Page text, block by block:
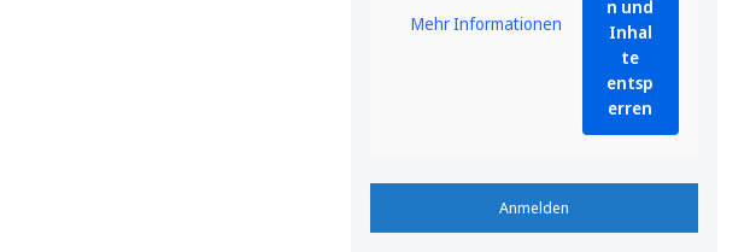
Mehr Informationen
n und
Inhal
te
entsp
erren
Anmelden